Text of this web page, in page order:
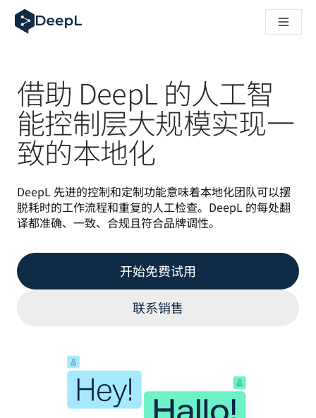
DeepL 人工智能智能体
DeepL Translation Flow：针对关键应用场景和集成的新型
解读企业级语言人工智能中的信任机制。与Slator的对话
我们如何构建 DeepL 的翻译质量评估系统
从高质量文本翻译到实时语音平台
Building an instantly accessible voice demo with DeepL
借助 DeepL 的人工智
能控制层大规模实现一
致的本地化
DeepL 先进的控制和定制功能意味着本地化团队可以摆
脱耗时的工作流程和重复的人工检查。DeepL 的每处翻
译都准确、一致、合规且符合品牌调性。
开始免费试用
联系销售